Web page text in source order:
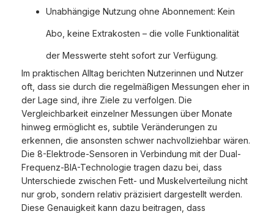
Unabhängige Nutzung ohne Abonnement: Kein
Abo, keine Extrakosten – die volle Funktionalität
der Messwerte steht sofort zur Verfügung.
Im praktischen Alltag berichten Nutzerinnen und Nutzer
oft, dass sie durch die regelmäßigen Messungen eher in
der Lage sind, ihre Ziele zu verfolgen. Die
Vergleichbarkeit einzelner Messungen über Monate
hinweg ermöglicht es, subtile Veränderungen zu
erkennen, die ansonsten schwer nachvollziehbar wären.
Die 8-Elektrode-Sensoren in Verbindung mit der Dual-
Frequenz-BIA-Technologie tragen dazu bei, dass
Unterschiede zwischen Fett- und Muskelverteilung nicht
nur grob, sondern relativ präzisiert dargestellt werden.
Diese Genauigkeit kann dazu beitragen, dass